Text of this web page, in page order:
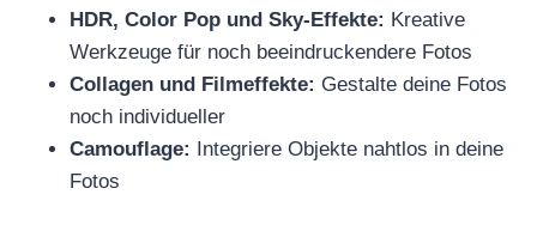
HDR, Color Pop und Sky-Effekte: Kreative
Werkzeuge für noch beeindruckendere Fotos
Collagen und Filmeffekte: Gestalte deine Fotos
noch individueller
Camouflage: Integriere Objekte nahtlos in deine
Fotos